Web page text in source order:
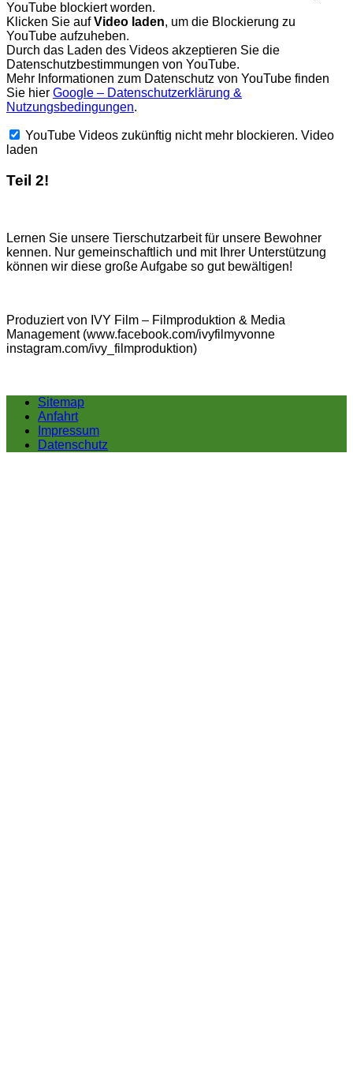
YouTube blockiert worden.
Klicken Sie aufVideo laden, um die Blockierung zu
YouTube aufzuheben.
Durch das Laden des Videos akzeptieren Sie die
Datenschutzbestimmungen von YouTube.
Mehr Informationen zum Datenschutz von YouTube finden
Sie hier Google – Datenschutzerklärung &
Nutzungsbedingungen.
YouTube Videos zukünftig nicht mehr blockieren. Video
laden
Teil 2!
Lernen Sie unsere Tierschutzarbeit für unsere Bewohner
kennen. Nur gemeinschaftlich und mit Ihrer Unterstützung
können wir diese große Aufgabe so gut bewältigen!
Produziert von IVY Film – Filmproduktion & Media
Management (www.facebook.com/ivyfilmyvonne
instagram.com/ivy_filmproduktion)
Sitemap
Anfahrt
Impressum
Datenschutz